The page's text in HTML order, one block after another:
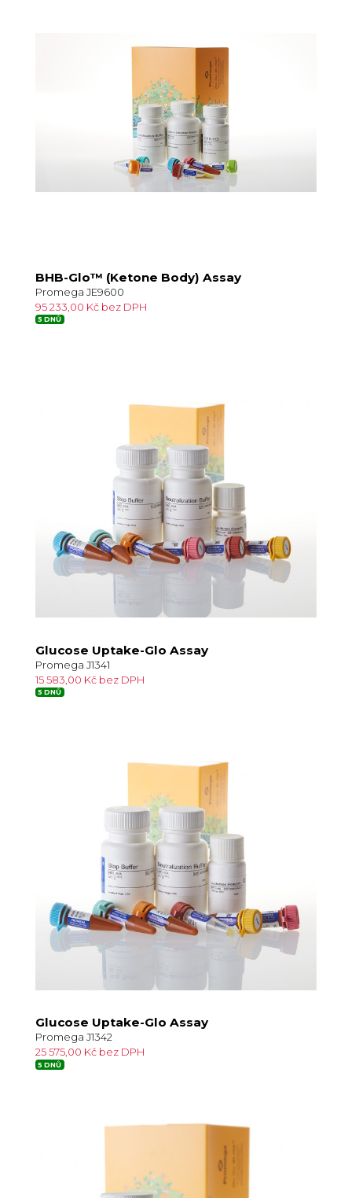
BHB-Glo™ (Ketone Body) Assay
Promega JE9600
95 233,00 Kč bez DPH
5 DNŮ
Glucose Uptake-Glo Assay
Promega J1341
15 583,00 Kč bez DPH
5 DNŮ
Glucose Uptake-Glo Assay
Promega J1342
25 575,00 Kč bez DPH
5 DNŮ